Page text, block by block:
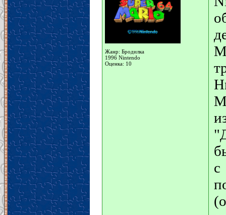
Жанр: Бродилка
1996 Nintendo
Оценка: 10
с